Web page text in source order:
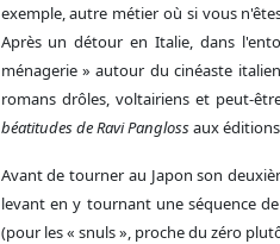
exemple, autre métier où si vous
Après un détour en Italie, dans
ménagerie » autour du cinéaste
romans drôles, voltairiens et peut-
béatitudes de Ravi Panglossaux éditions
Avant de tourner au Japon son
levant en y tournant une séquence de
(pour les « snuls », proche du zéro